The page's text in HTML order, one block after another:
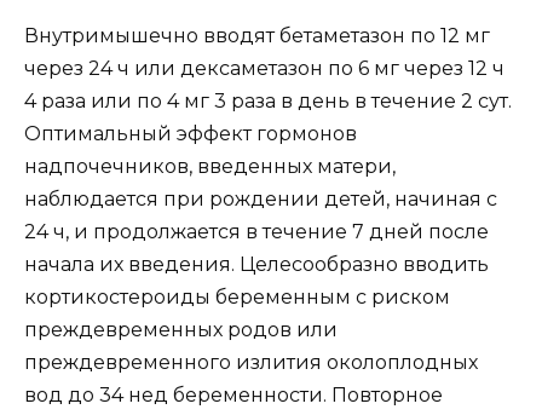
Внутримышечно вводят бетаметазон по 12 мг
через 24 ч или дексаметазон по 6 мг через 12 ч
4 раза или по 4 мг 3 раза в день в течение 2 сут.
Оптимальный эффект гормонов
надпочечников, введенных матери,
наблюдается при рождении детей, начиная с
24 ч, и продолжается в течение 7 дней после
начала их введения. Целесообразно вводить
кортикостероиды беременным с риском
преждевременных родов или
преждевременного излития околоплодных
вод до 34 нед беременности. Повторное